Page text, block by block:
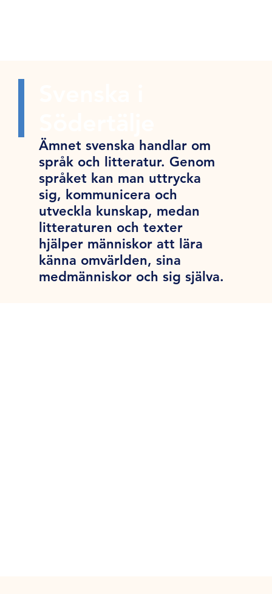
Ämnet svenska handlar om
språk och litteratur. Genom
språket kan man uttrycka
sig, kommunicera och
utveckla kunskap, medan
litteraturen och texter
hjälper människor att lära
känna omvärlden, sina
medmänniskor och sig själva.